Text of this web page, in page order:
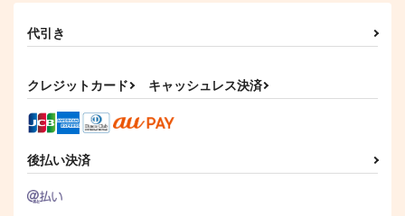
爆裂いちご
944円（税込）
サンプル
作品詳細
ｍｅｒｒｙ
330
白膠木簓×躑躅森盧笙
サンプル
1,147
サンプル
サンプル
代引き
クレジットカード キャッシュレス決済
後払い決済